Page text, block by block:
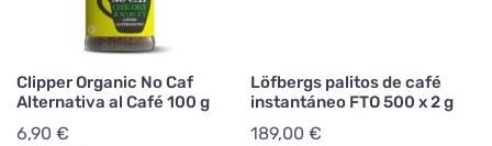
Clipper Organic No Caf
Alternativa al Café 100 g
6,90 €
Löfbergs palitos de café
instantáneo FTO 500 x 2 g
189,00 €